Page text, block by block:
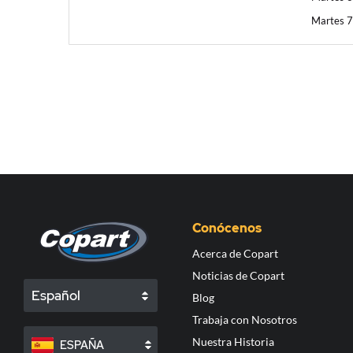
Martes
Español
ESPAÑA
Conócenos
Acerca de Copart
Noticias de Copart
Blog
Trabaja con Nosotros
Nuestra Historia